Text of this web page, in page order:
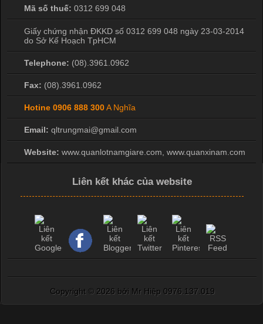
Mã số thuế: 0312 699 048
Giấy chứng nhận ĐKKD số 0312 699 048 ngày 23-03-2014
do Sở Kế Hoạch TpHCM
Telephone: (08).3961.0962
Fax: (08).3961.0962
Hotine 0906 888 300A Nghĩa
Email: qltrungmai@gmail.com
Website: www.quanlotnamgiare.com, www.quanxinam.com
Liên kết khác của website
Copyright © 2026 bởi Mr Hiệp 0976.137.019